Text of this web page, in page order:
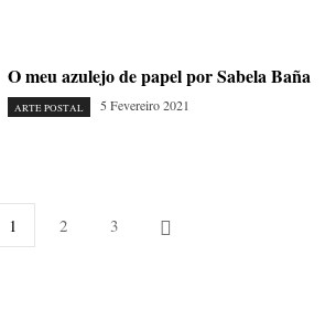
O meu azulejo de papel por Sabela Baña
ARTE POSTAL 5 Fevereiro 2021
1 2 3